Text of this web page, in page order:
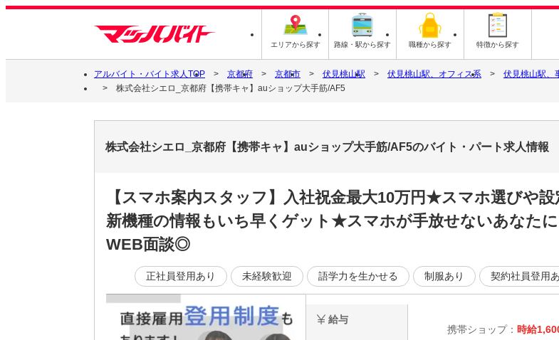
エリアから探す 路線・駅から探す 職種から探す 特徴から探す
アルバイト・バイト求人TOP 京都府 京都市 伏見桃山駅 伏見桃山駅、オフィス系
伏見桃山駅、
株式会社シエロ_京都府【携帯キャ】auショップ大手筋/AF5
株式会社シエロ_京都府【携帯キャ】auショップ大手筋/AF5のバイト・パート求人情報
【スマホ案内スタッフ】入社祝金最大10万円★スマホ選びや
新機種の情報もいち早くゲット★スマホが手放せないあなた
WEB面談◎
正社員登用あり 未経験歓迎 語学力を生かせる 制服あり 契約社員登用
給与
携帯ショップ： 時給